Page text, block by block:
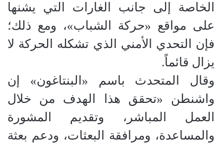
الخاصة إلى جانب الغارات التي يشنها
على مواقع «حركة الشباب»، ومع ذلك؛
فإن التحدي الأمني الذي تشكله الحركة لا
يزال قائماً.
وقال المتحدث باسم «البنتاغون» إن
واشنطن «تحقق هذا الهدف من خلال
العمل المباشر، وتقديم المشورة
والمساعدة، ومرافقة البعثات، ودعم بعثة